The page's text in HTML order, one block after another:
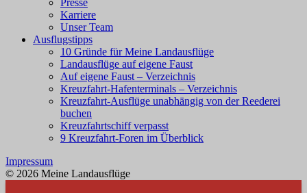
Presse
Karriere
Unser Team
Ausflugstipps
10 Gründe für Meine Landausflüge
Landausflüge auf eigene Faust
Auf eigene Faust – Verzeichnis
Kreuzfahrt-Hafenterminals – Verzeichnis
Kreuzfahrt-Ausflüge unabhängig von der Reederei
buchen
Kreuzfahrtschiff verpasst
9 Kreuzfahrt-Foren im Überblick
Impressum
© 2026 Meine Landausflüge